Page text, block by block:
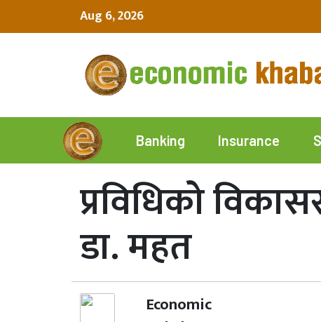
Aug 6, 2026
Banking Insurance
प्रविधिको
डा. महत
Economic